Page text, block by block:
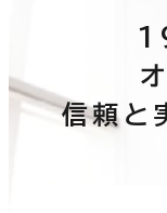
信頼と